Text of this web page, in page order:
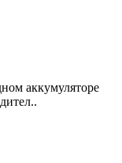
аккумуляторе